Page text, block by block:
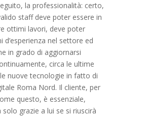
la professionalità: certo,
staff deve poter essere in
ottimi lavori, deve poter
d’esperienza nel settore ed
in grado di aggiornarsi
circa le ultime
nuove tecnologie in fatto di
Roma Nord. Il cliente, per
questo, è essenziale,
solo grazie a lui se si riuscirà